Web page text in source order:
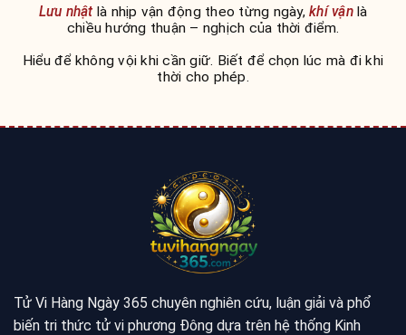
Lưu nhậtlà nhịp vận động theo từng ngày, khí vậnlà
chiều hướng thuận – nghịch của thời điểm.
Hiểu để không vội khi cần giữ. Biết để chọn lúc mà đi khi
thời cho phép.
Tử Vi Hàng Ngày 365 chuyên nghiên cứu, luận giải và phổ
biến tri thức tử vi phương Đông dựa trên hệ thống Kinh